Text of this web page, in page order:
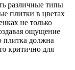
различные типы
плитки в цветах
не только
ощущение
плитка должна
критично для